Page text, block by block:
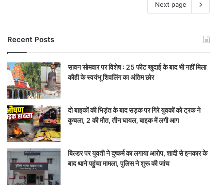
Next page
Recent Posts
सावन सोमवार पर विशेष : 25 फीट खुदाई के बाद भी नहीं मिला
कौही के स्वयंभू शिवलिंग का अंतिम छोर
दो बाइकों की भिड़ंत के बाद सड़क पर गिरे युवकों को ट्रक ने
कुचला, 2 की मौत, तीन घायल, बाइक में लगी आग
बिल्डर पर युवती ने दुष्कर्म का लगाया आरोप, शादी से इनकार के
बाद थाने पहुंचा मामला, पुलिस ने शुरू की जांच